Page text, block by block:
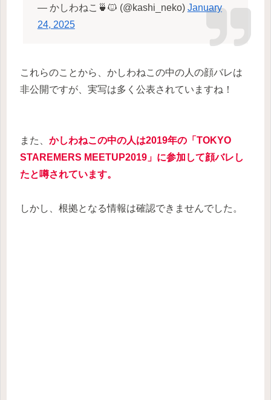
— かしわねこ🍵🐱 (@kashi_neko) January
24, 2025
これらのことから、かしわねこの中の人の顔バレは
非公開ですが、実写は多く公表されていますね！
また、 かしわねこの中の人は2019年の「TOKYO
STAREMERS MEETUP2019」に参加して顔バレし
たと噂されています。
しかし、根拠となる情報は確認できませんでした。